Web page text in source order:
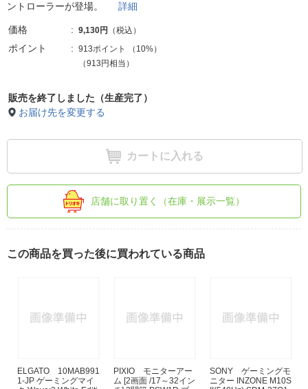
ントローラーが登場。 詳細
価格 9,130円 （税込）
ポイント 913ポイント （ 10%）
（913円相当）
販売を終了しました（生産完了）
お届け先を変更する
カートに入れる
店舗に取り置く（在庫・展示一覧）
この商品を買った後に買われている商品
ELGATO 10MAB991
1-JP ゲーミングマイ
PIXIO モニターアー
ム [2画面 /17～32イン
SONY ゲーミングモ
ニター INZONE M10S